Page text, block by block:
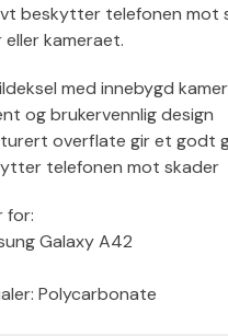
beskytter telefonen mot
kameraet.
med innebygd
og brukervennlig design
overflate gir et godt
telefonen mot skader
for:
Galaxy A42
Polycarbonate